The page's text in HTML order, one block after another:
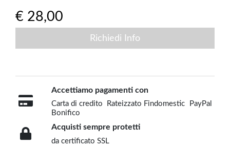
€ 28,00
Richiedi Info
Accettiamo pagamenti con
Carta di credito Rateizzato Findomestic
PayPal
Bonifico
Acquisti sempre protetti
da certificato SSL